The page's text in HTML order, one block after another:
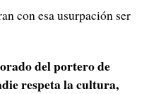
con esa usurpación ser
del portero de
respeta la cultura,